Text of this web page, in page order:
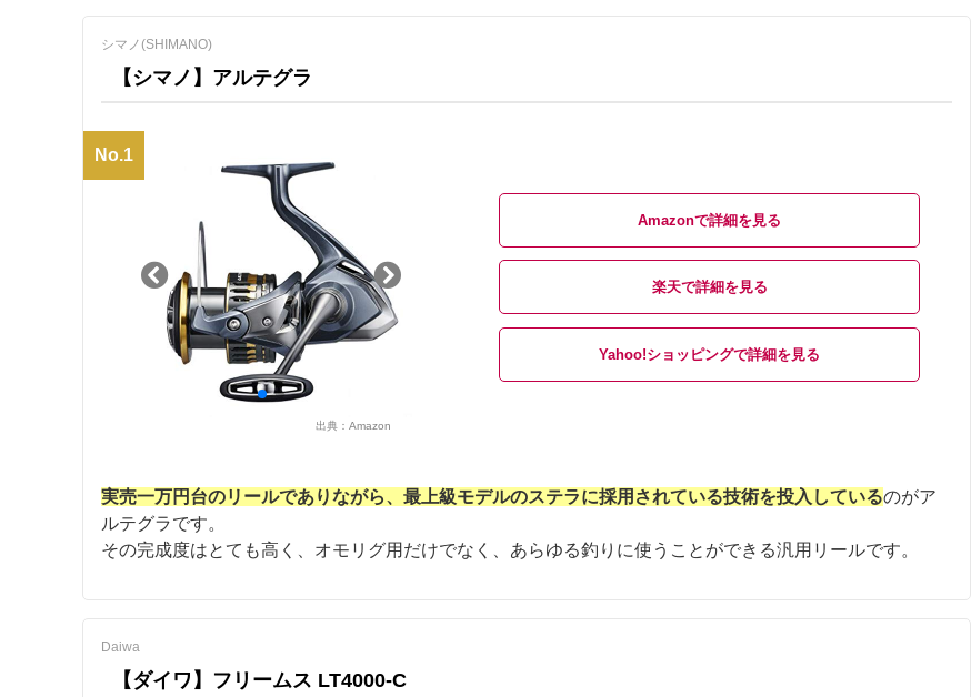
シマノ(SHIMANO)
【シマノ】アルテグラ
No.1
出典：Amazon
Amazon
楽天
Yahoo!ショッピング
実売一万円台のリールでありながら、最上級モデルのステラに採用されている技術を投入しているのがア
ルテグラです。
その完成度はとても高く、オモリグ用だけでなく、あらゆる釣りに使うことができる汎用リールです。
Daiwa
【ダイワ】フリームス LT4000-C